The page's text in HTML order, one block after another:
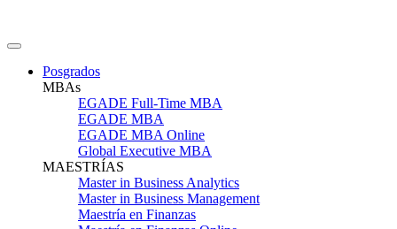
Posgrados
MBAs
EGADE Full-Time MBA
EGADE MBA
EGADE MBA Online
Global Executive MBA
MAESTRÍAS
Master in Business Analytics
Master in Business Management
Maestría en Finanzas